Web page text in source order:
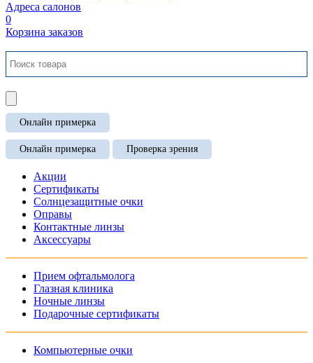
Адреса салонов
0
Корзина заказов
Онлайн примерка
Онлайн примерка Проверка зрения
Акции
Сертификаты
Солнцезащитные очки
Оправы
Контактные линзы
Аксессуары
Прием офтальмолога
Глазная клиника
Ночные линзы
Подарочные сертификаты
Компьютерные очки